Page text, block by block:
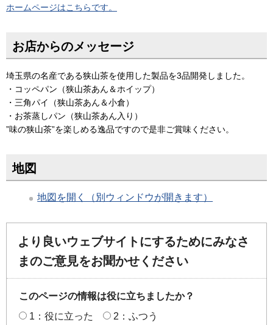
ホームページはこちらです。
お店からのメッセージ
埼玉県の名産である狭山茶を使用した製品を3品開発しました。
・コッペパン（狭山茶あん＆ホイップ）
・三角パイ（狭山茶あん＆小倉）
・お茶蒸しパン（狭山茶あん入り）
”味の狭山茶”を楽しめる逸品ですので是非ご賞味ください。
地図
地図を開く（別ウィンドウが開きます）
より良いウェブサイトにするためにみなさ
まのご意見をお聞かせください
このページの情報は役に立ちましたか？
1：役に立った
2：ふつう